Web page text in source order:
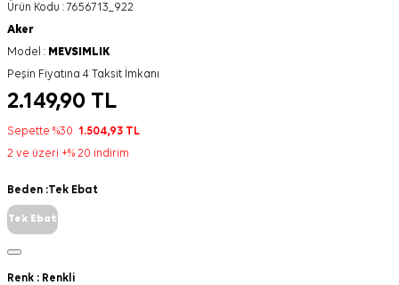
Ürün Kodu :7656713_922
Aker
Model : MEVSIMLIK
Peşin Fiyatına 4 Taksit İmkanı
2.149,90 TL
Sepette %30 1.504,93 TL
2 ve üzeri +% 20 indirim
Beden :Tek Ebat
Tek Ebat
Renk : Renkli